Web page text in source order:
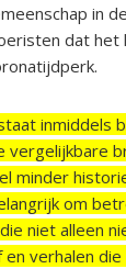
in
dat het
inmiddels
vergelijkbare
minder
om
niet alleen
verhalen